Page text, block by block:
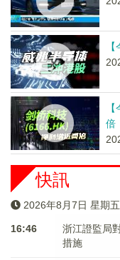
倍
快訊
2026年8月7日 星期
16:46
浙江證監局
措施